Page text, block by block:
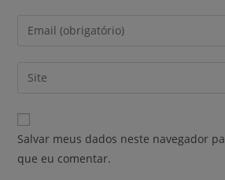
Salvar meus dados neste navegador
que eu comentar.